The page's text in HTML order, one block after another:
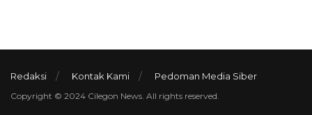
Redaksi Kontak Kami Pedoman Media Siber
Copyright © 2024 Cilegon News. All rights reserved.